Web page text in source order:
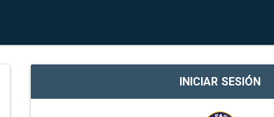
INICIAR SESIÓN